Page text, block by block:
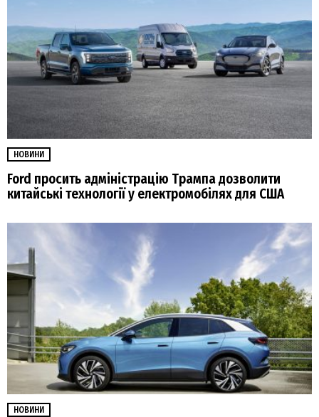
НОВИНИ
Ford просить адміністрацію Трампа дозволити
китайські технології у електромобілях для США
НОВИНИ